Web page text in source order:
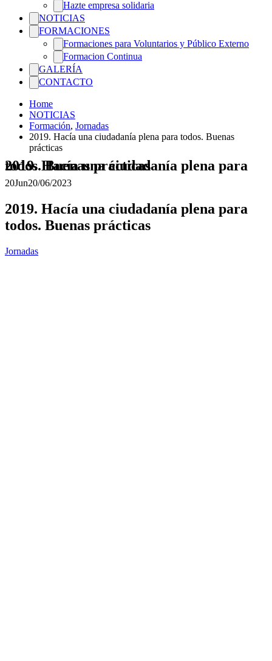
Hazte empresa solidaria
NOTICIAS
FORMACIONES
Formaciones para Voluntarios y Público Externo
Formacion Continua
GALERÍA
CONTACTO
Home
NOTICIAS
Formación, Jornadas
2019. Hacía una ciudadanía plena para todos. Buenas
prácticas
2019. Hacía una ciudadanía plena para todos. Buenas prácticas
20Jun20/06/2023
2019. Hacía una ciudadanía plena para
todos. Buenas prácticas
Jornadas